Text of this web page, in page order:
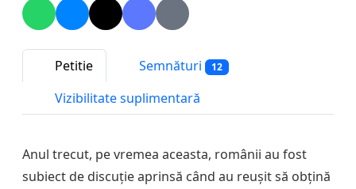
Petitie Semnături 12
Vizibilitate suplimentară
Anul trecut, pe vremea aceasta, românii au fost
subiect de discuție aprinsă când au reușit să obțină